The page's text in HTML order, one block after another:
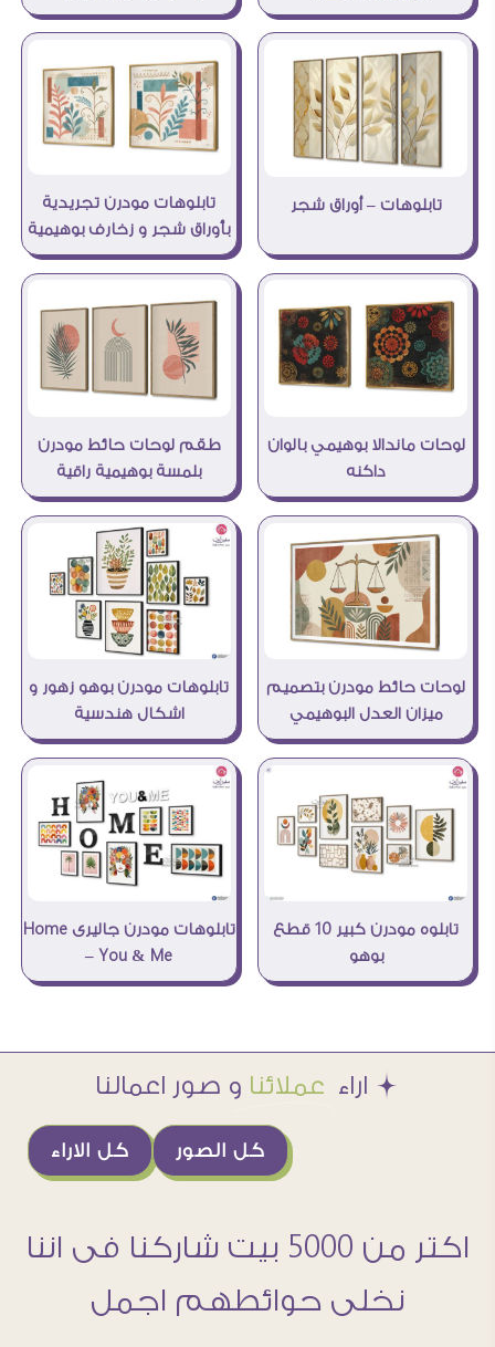
تابلوهات – أوراق شجر
تابلوهات مودرن تجريدية
بأوراق شجر و زخارف بوهيمية
لوحات ماندالا بوهيمي بالوان
داكنه
طقم لوحات حائط مودرن
بلمسة بوهيمية راقية
لوحات حائط مودرن بتصميم
ميزان العدل البوهيمي
تابلوهات مودرن بوهو زهور و
اشكال هندسية
تابلوه مودرن كبير 10 قطع
بوهو
تابلوهات مودرن جاليرى Home
– You & Me
Æ اراء عملائنا و صور اعمالنا
كل الاراء كل الصور
اكتر من 5000 بيت شاركنا فى اننا
نخلى حوائطهم اجمل